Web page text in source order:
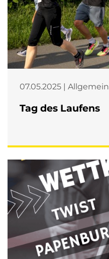
07.05.2025 | Allgemein
Tag des Laufens